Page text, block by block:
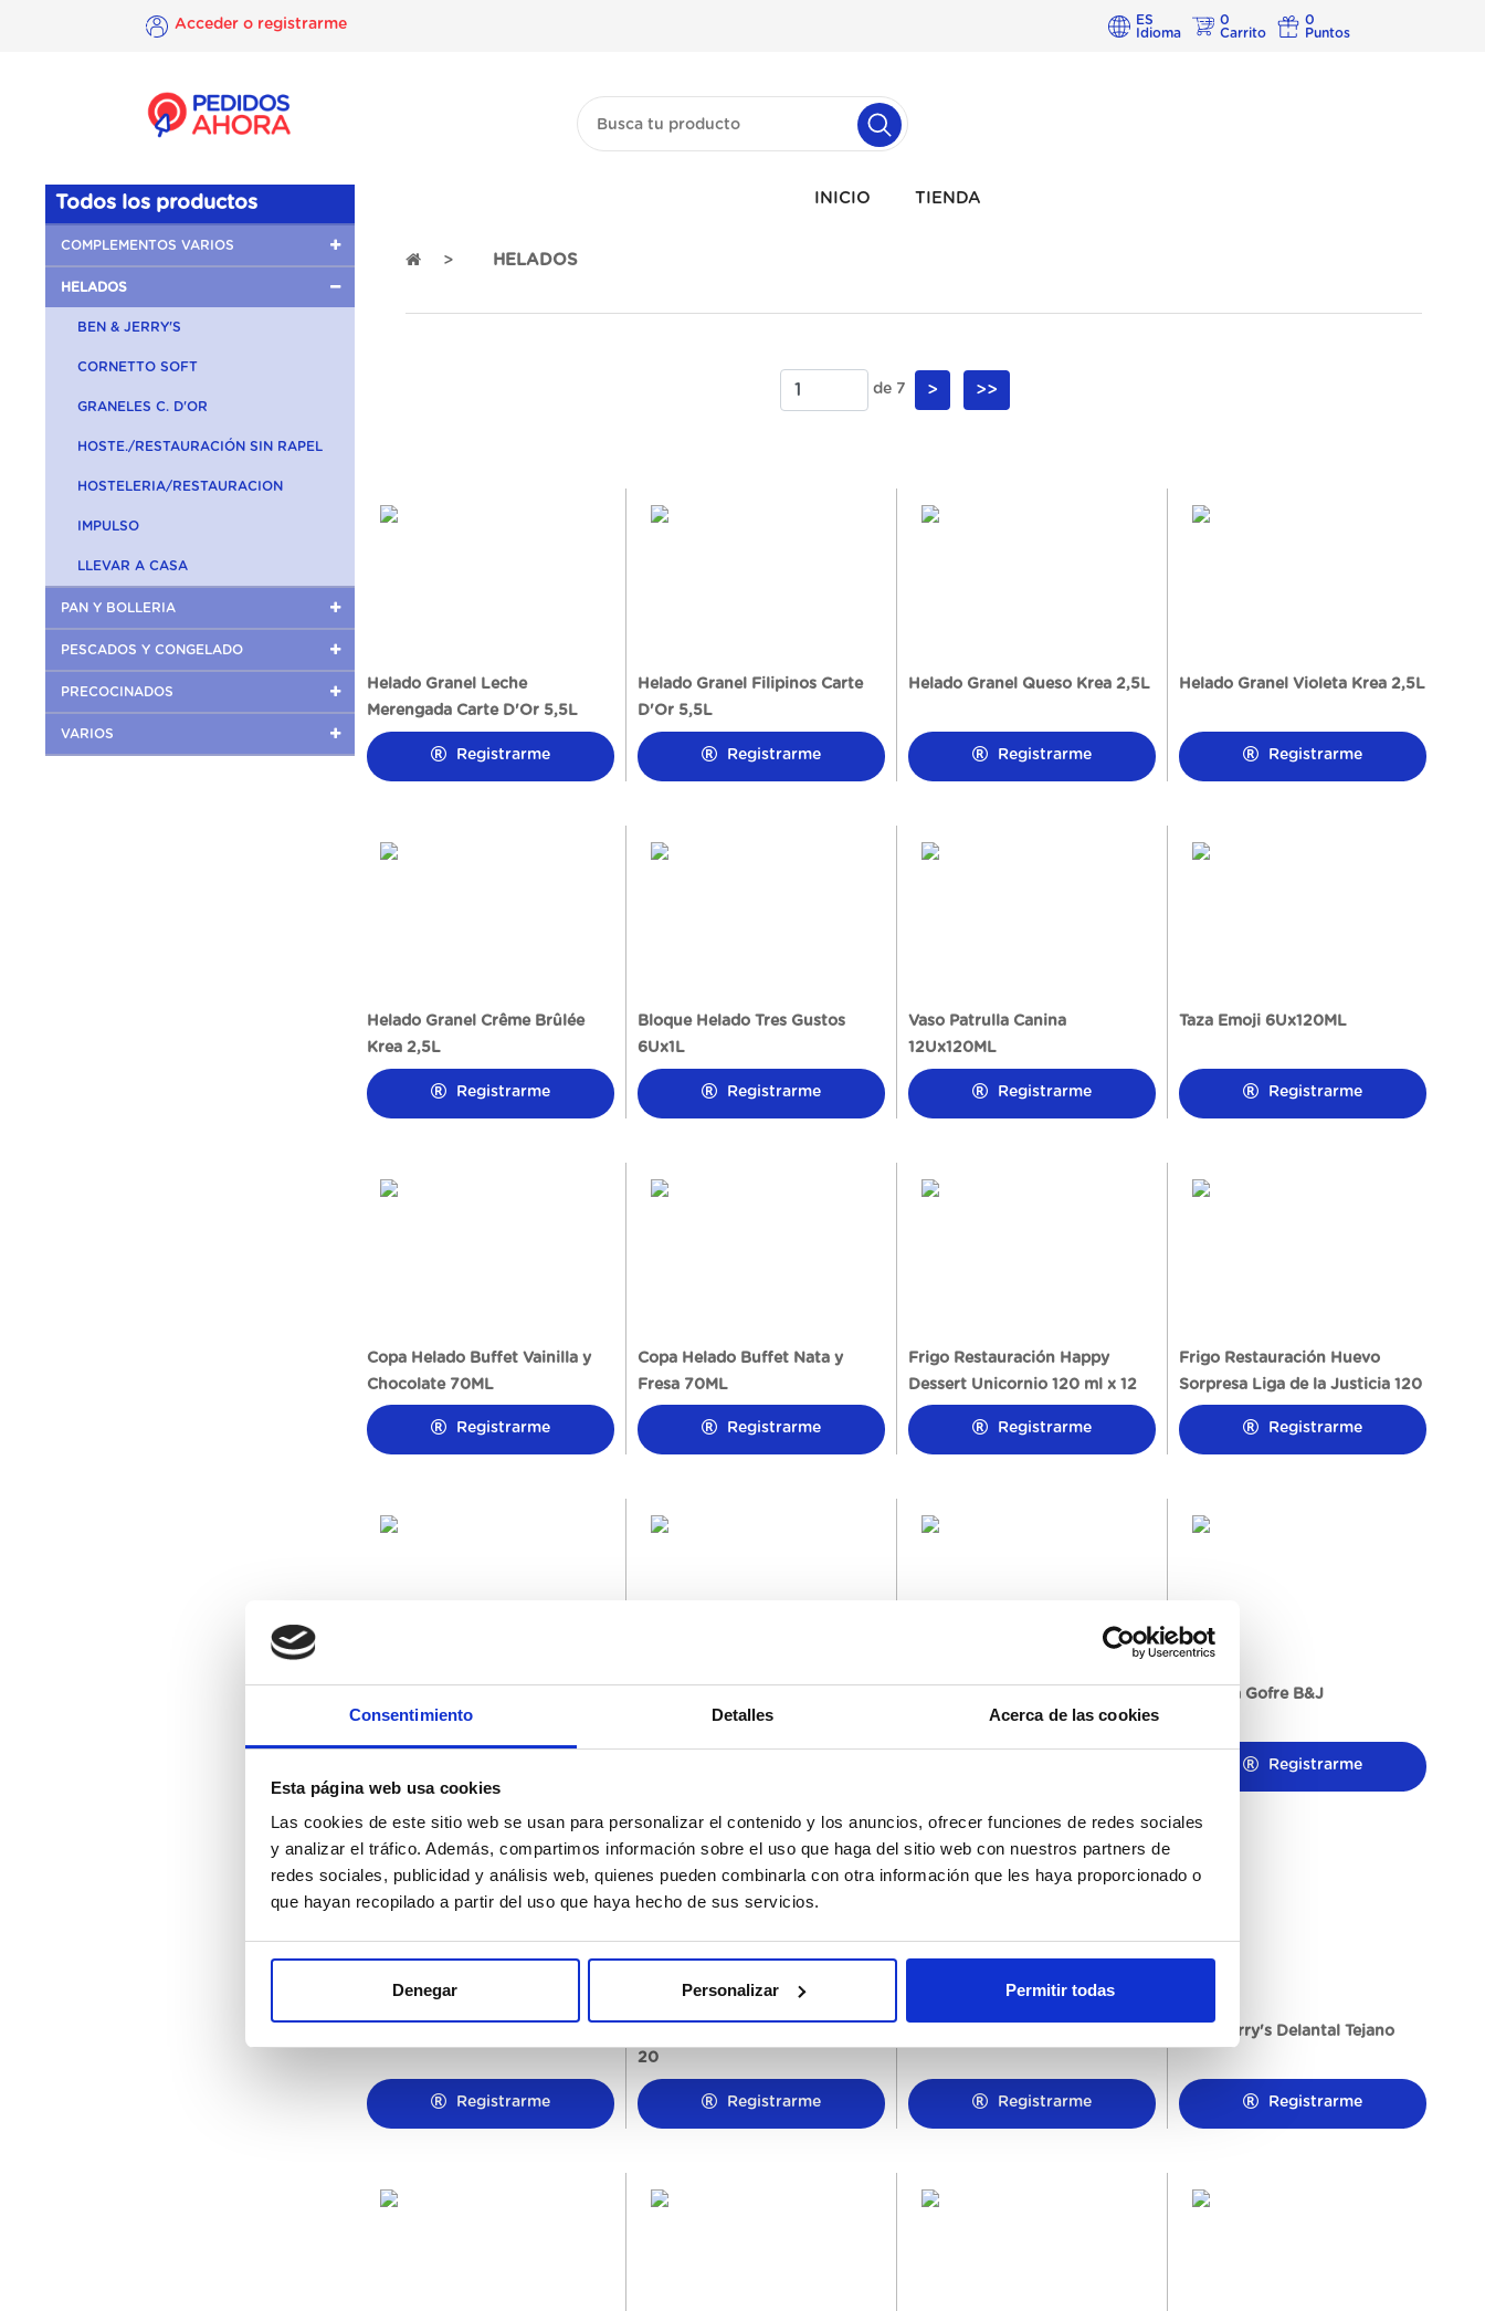
Consentimiento Detalles Acerca de las cookies
Esta página web usa cookies
Las cookies de este sitio web se usan para personalizar el contenido y los anuncios, ofrecer funciones de redes sociales
y analizar el tráfico. Además, compartimos información sobre el uso que haga del sitio web con nuestros partners de
redes sociales, publicidad y análisis web, quienes pueden combinarla con otra información que les haya proporcionado o
que hayan recopilado a partir del uso que haya hecho de sus servicios.
Denegar Personalizar Permitir todas
Acceder o registrarme
ES
Idioma
0
Carrito
0
Puntos
Todos los productos
COMPLEMENTOS VARIOS
HELADOS
BEN & JERRY'S
CORNETTO SOFT
GRANELES C. D'OR
HOSTE./RESTAURACIÓN SIN RAPEL
HOSTELERIA/RESTAURACION
IMPULSO
LLEVAR A CASA
PAN Y BOLLERIA
PESCADOS Y CONGELADO
PRECOCINADOS
VARIOS
INICIO TIENDA
HELADOS
de 7 > >>
Helado Granel Leche
Merengada Carte D'Or 5,5L
Registrarme
Helado Granel Filipinos Carte
D'Or 5,5L
Registrarme
Helado Granel Queso Krea 2,5L
Registrarme
Helado Granel Violeta Krea 2,5L
Registrarme
Helado Granel Crême Brûlée
Krea 2,5L
Registrarme
Bloque Helado Tres Gustos
6Ux1L
Registrarme
Vaso Patrulla Canina
12Ux120ML
Registrarme
Taza Emoji 6Ux120ML
Registrarme
Copa Helado Buffet Vainilla y
Chocolate 70ML
Registrarme
Copa Helado Buffet Nata y
Fresa 70ML
Registrarme
Frigo Restauración Happy
Dessert Unicornio 120 ml x 12
Registrarme
Frigo Restauración Huevo
Sorpresa Liga de la Justicia 120
ml x 12
Registrarme
Bandeja Gofre B&J
Registrarme
Registrarme
20
Registrarme Registrarme
Ben&Jerry's Delantal Tejano
Registrarme